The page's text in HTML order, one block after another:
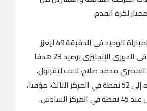
لكرة القدم.
وسجل كين هدف المباراة الوحيد في الدقيقة 49 ليعزز
صدارته لقائمة هدافي الدوري الإنجليزي برصيد 23 هدفا
محمد صلاح، لاعب ليفربول.
ورفع توتنهام رصيده إلى 52 نقطة في المركز الثالث، مؤقتا،
السادس.